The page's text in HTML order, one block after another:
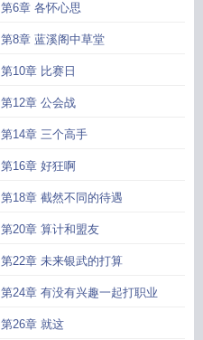
第6章 各怀心思
第8章 蓝溪阁中草堂
第10章 比赛日
第12章 公会战
第14章 三个高手
第16章 好狂啊
第18章 截然不同的待遇
第20章 算计和盟友
第22章 未来银武的打算
第24章 有没有兴趣一起打职业
第26章 就这